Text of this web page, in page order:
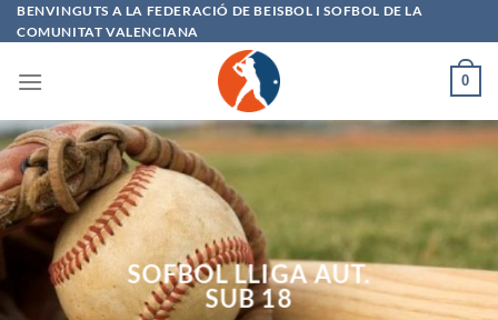
Saltar
al
BENVINGUTS A LA FEDERACIÓ DE BEISBOL I SOFBOL DE LA
COMUNITAT VALENCIANA
0
SOFBOLLLIGA AUT.
SUB 18